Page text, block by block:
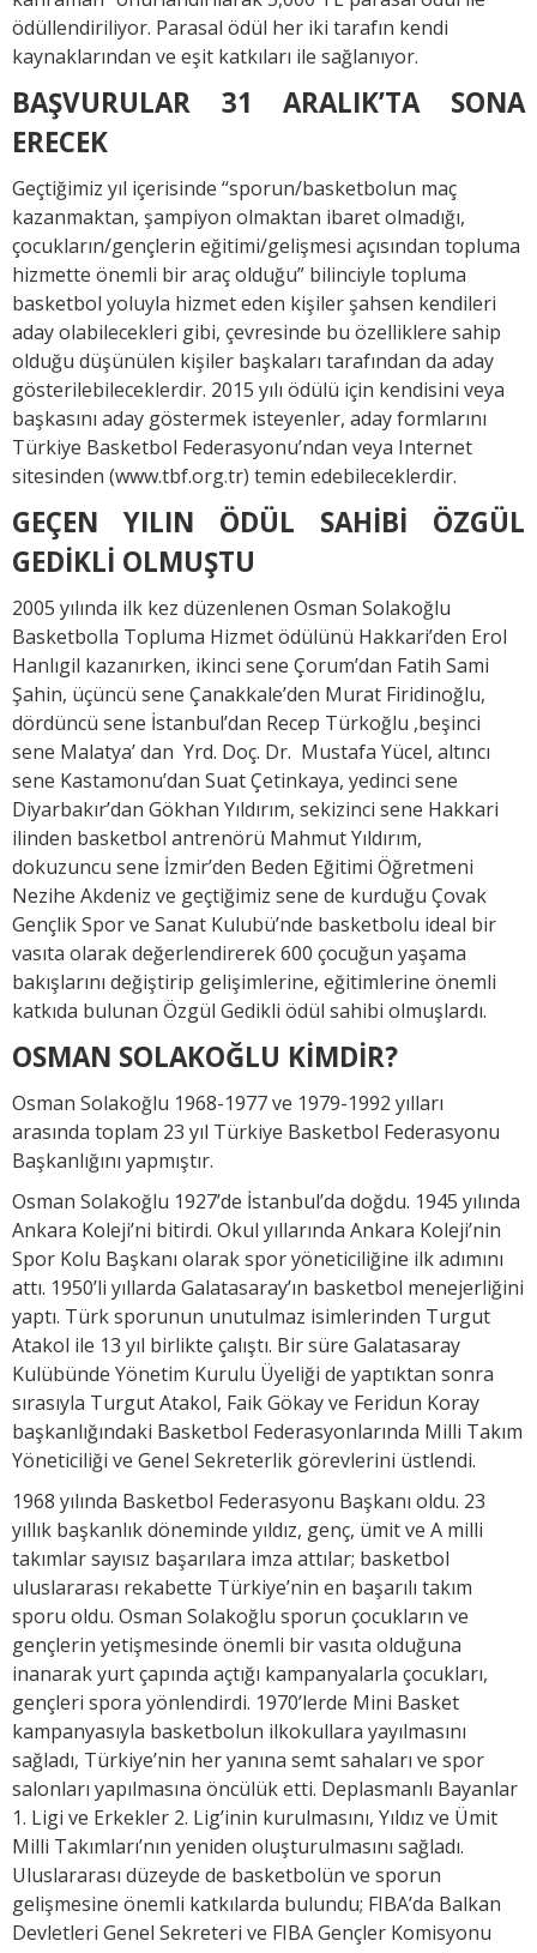
ödüllendiriliyor. Parasal ödül her iki tarafın kendi
kaynaklarından ve eşit katkıları ile sağlanıyor.
BAŞVURULAR 31 ARALIK’TA SONA
ERECEK
Geçtiğimiz yıl içerisinde “sporun/basketbolun maç
kazanmaktan, şampiyon olmaktan ibaret olmadığı,
çocukların/gençlerin eğitimi/gelişmesi açısından topluma
hizmette önemli bir araç olduğu” bilinciyle topluma
basketbol yoluyla hizmet eden kişiler şahsen kendileri
aday olabilecekleri gibi, çevresinde bu özelliklere sahip
olduğu düşünülen kişiler başkaları tarafından da aday
gösterilebileceklerdir. 2015 yılı ödülü için kendisini veya
başkasını aday göstermek isteyenler, aday formlarını
Türkiye Basketbol Federasyonu’ndan veya Internet
sitesinden (www.tbf.org.tr) temin edebileceklerdir.
GEÇEN YILIN ÖDÜL SAHİBİ ÖZGÜL
GEDİKLİ OLMUŞTU
2005 yılında ilk kez düzenlenen Osman Solakoğlu
Basketbolla Topluma Hizmet ödülünü Hakkari’den Erol
Hanlıgil kazanırken, ikinci sene Çorum’dan Fatih Sami
Şahin, üçüncü sene Çanakkale’den Murat Firidinoğlu,
dördüncü sene İstanbul’dan Recep Türkoğlu ,beşinci
sene Malatya’ dan Yrd. Doç. Dr. Mustafa Yücel, altıncı
sene Kastamonu’dan Suat Çetinkaya, yedinci sene
Diyarbakır’dan Gökhan Yıldırım, sekizinci sene Hakkari
ilinden basketbol antrenörü Mahmut Yıldırım,
dokuzuncu sene İzmir’den Beden Eğitimi Öğretmeni
Nezihe Akdeniz ve geçtiğimiz sene de kurduğu Çovak
Gençlik Spor ve Sanat Kulubü’nde basketbolu ideal bir
vasıta olarak değerlendirerek 600 çocuğun yaşama
bakışlarını değiştirip gelişimlerine, eğitimlerine önemli
katkıda bulunan Özgül Gedikli ödül sahibi olmuşlardı.
OSMAN SOLAKOĞLU KİMDİR?
Osman Solakoğlu 1968-1977 ve 1979-1992 yılları
arasında toplam 23 yıl Türkiye Basketbol Federasyonu
Başkanlığını yapmıştır.
Osman Solakoğlu 1927’de İstanbul’da doğdu. 1945 yılında
Ankara Koleji’ni bitirdi. Okul yıllarında Ankara Koleji’nin
Spor Kolu Başkanı olarak spor yöneticiliğine ilk adımını
attı. 1950’li yıllarda Galatasaray’ın basketbol menejerliğini
yaptı. Türk sporunun unutulmaz isimlerinden Turgut
Atakol ile 13 yıl birlikte çalıştı. Bir süre Galatasaray
Kulübünde Yönetim Kurulu Üyeliği de yaptıktan sonra
sırasıyla Turgut Atakol, Faik Gökay ve Feridun Koray
başkanlığındaki Basketbol Federasyonlarında Milli Takım
Yöneticiliği ve Genel Sekreterlik görevlerini üstlendi.
1968 yılında Basketbol Federasyonu Başkanı oldu. 23
yıllık başkanlık döneminde yıldız, genç, ümit ve A milli
takımlar sayısız başarılara imza attılar; basketbol
uluslararası rekabette Türkiye’nin en başarılı takım
sporu oldu. Osman Solakoğlu sporun çocukların ve
gençlerin yetişmesinde önemli bir vasıta olduğuna
inanarak yurt çapında açtığı kampanyalarla çocukları,
gençleri spora yönlendirdi. 1970’lerde Mini Basket
kampanyasıyla basketbolun ilkokullara yayılmasını
sağladı, Türkiye’nin her yanına semt sahaları ve spor
salonları yapılmasına öncülük etti. Deplasmanlı Bayanlar
1. Ligi ve Erkekler 2. Lig’inin kurulmasını, Yıldız ve Ümit
Milli Takımları’nın yeniden oluşturulmasını sağladı.
Uluslararası düzeyde de basketbolün ve sporun
gelişmesine önemli katkılarda bulundu; FIBA’da Balkan
Devletleri Genel Sekreteri ve FIBA Gençler Komisyonu